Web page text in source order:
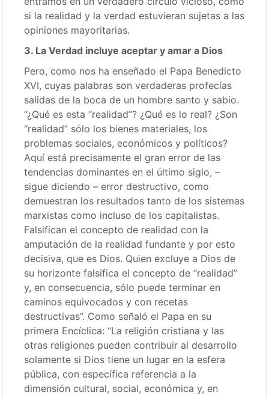
si la realidad y la verdad estuvieran sujetas a las
opiniones mayoritarias.
3. La Verdad incluye aceptar y amar a Dios
Pero, como nos ha enseñado el Papa Benedicto
XVI, cuyas palabras son verdaderas profecías
salidas de la boca de un hombre santo y sabio.
“¿Qué es esta “realidad”? ¿Qué es lo real? ¿Son
“realidad” sólo los bienes materiales, los
problemas sociales, económicos y políticos?
Aquí está precisamente el gran error de las
tendencias dominantes en el último siglo, –
sigue diciendo – error destructivo, como
demuestran los resultados tanto de los sistemas
marxistas como incluso de los capitalistas.
Falsifican el concepto de realidad con la
amputación de la realidad fundante y por esto
decisiva, que es Dios. Quien excluye a Dios de
su horizonte falsifica el concepto de “realidad”
y, en consecuencia, sólo puede terminar en
caminos equivocados y con recetas
destructivas”. Como señaló el Papa en su
primera Encíclica: “La religión cristiana y las
otras religiones pueden contribuir al desarrollo
solamente si Dios tiene un lugar en la esfera
pública, con específica referencia a la
dimensión cultural, social, económica y, en